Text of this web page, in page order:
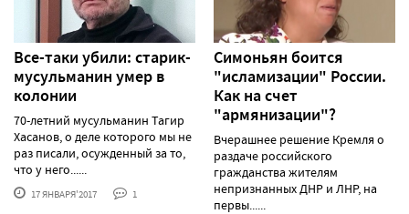
Все-таки убили: старик-
мусульманин умер в
колонии
70-летний мусульманин Тагир
Хасанов, о деле которого мы не
раз писали, осужденный за то,
что у него......
17 ЯНВАРЯ'2017 1
Симоньян боится
"исламизации" России.
Как на счет
"армянизации"?
Вчерашнее решение Кремля о
раздаче российского
гражданства жителям
непризнанных ДНР и ЛНР, на
первы......